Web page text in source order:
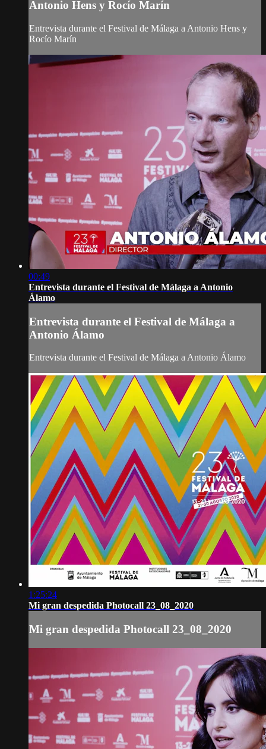
Antonio Hens y Rocío Marín
Entrevista durante el Festival de Málaga a Antonio Hens y
Rocío Marín
00:49
Entrevista durante el Festival de Málaga a Antonio
Álamo
Entrevista durante el Festival de Málaga a
Antonio Álamo
Entrevista durante el Festival de Málaga a Antonio Álamo
1:25:24
Mi gran despedida Photocall 23_08_2020
Mi gran despedida Photocall 23_08_2020